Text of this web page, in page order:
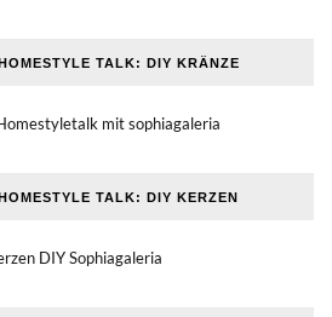
TALK: DIY KRÄNZE
TALK: DIY KERZEN